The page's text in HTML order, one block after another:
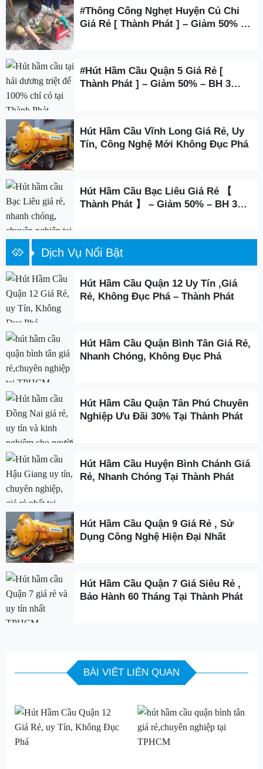
#Thông Cống Nghẹt Huyện Củ Chi
Giá Rẻ [ Thành Phát ] – Giảm 50% –
#Hút Hầm Cầu Quận 5 Giá Rẻ [
Thành Phát ] – Giảm 50% – BH 3
Hút Hầm Cầu Vĩnh Long Giá Rẻ, Uy
Tín, Công Nghệ Mới Không Đục Phá
Hút Hầm Cầu Bạc Liêu Giá Rẻ 【
Thành Phát 】 – Giảm 50% – BH 3
Dịch Vụ Nổi Bật
Hút Hầm Cầu Quận 12 Uy Tín ,Giá
Rẻ, Không Đục Phá – Thành Phát
Hút Hầm Cầu Quận Bình Tân Giá Rẻ,
Nhanh Chóng, Không Đục Phá
Hút Hầm Cầu Quận Tân Phú Chuyên
Nghiệp Ưu Đãi 30% Tại Thành Phát
Hút Hầm Cầu Huyện Bình Chánh Giá
Rẻ, Nhanh Chóng Tại Thành Phát
Hút Hầm Cầu Quận 9 Giá Rẻ , Sử
Dụng Công Nghệ Hiện Đại Nhất
Hút Hầm Cầu Quận 7 Giá Siêu Rẻ ,
Bảo Hành 60 Tháng Tại Thành Phát
BÀI VIẾT LIÊN QUAN